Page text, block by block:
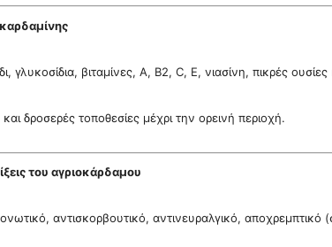
γλυκοσίδια, βιταμίνες, Α, Β2, C, E, νιασίνη, πικρές
δροσερές τοποθεσίες μέχρι την ορεινή περιοχή.
του αγριοκάρδαμου
αντισκορβουτικό, αντινευραλγικό, αποχρεμπτικό